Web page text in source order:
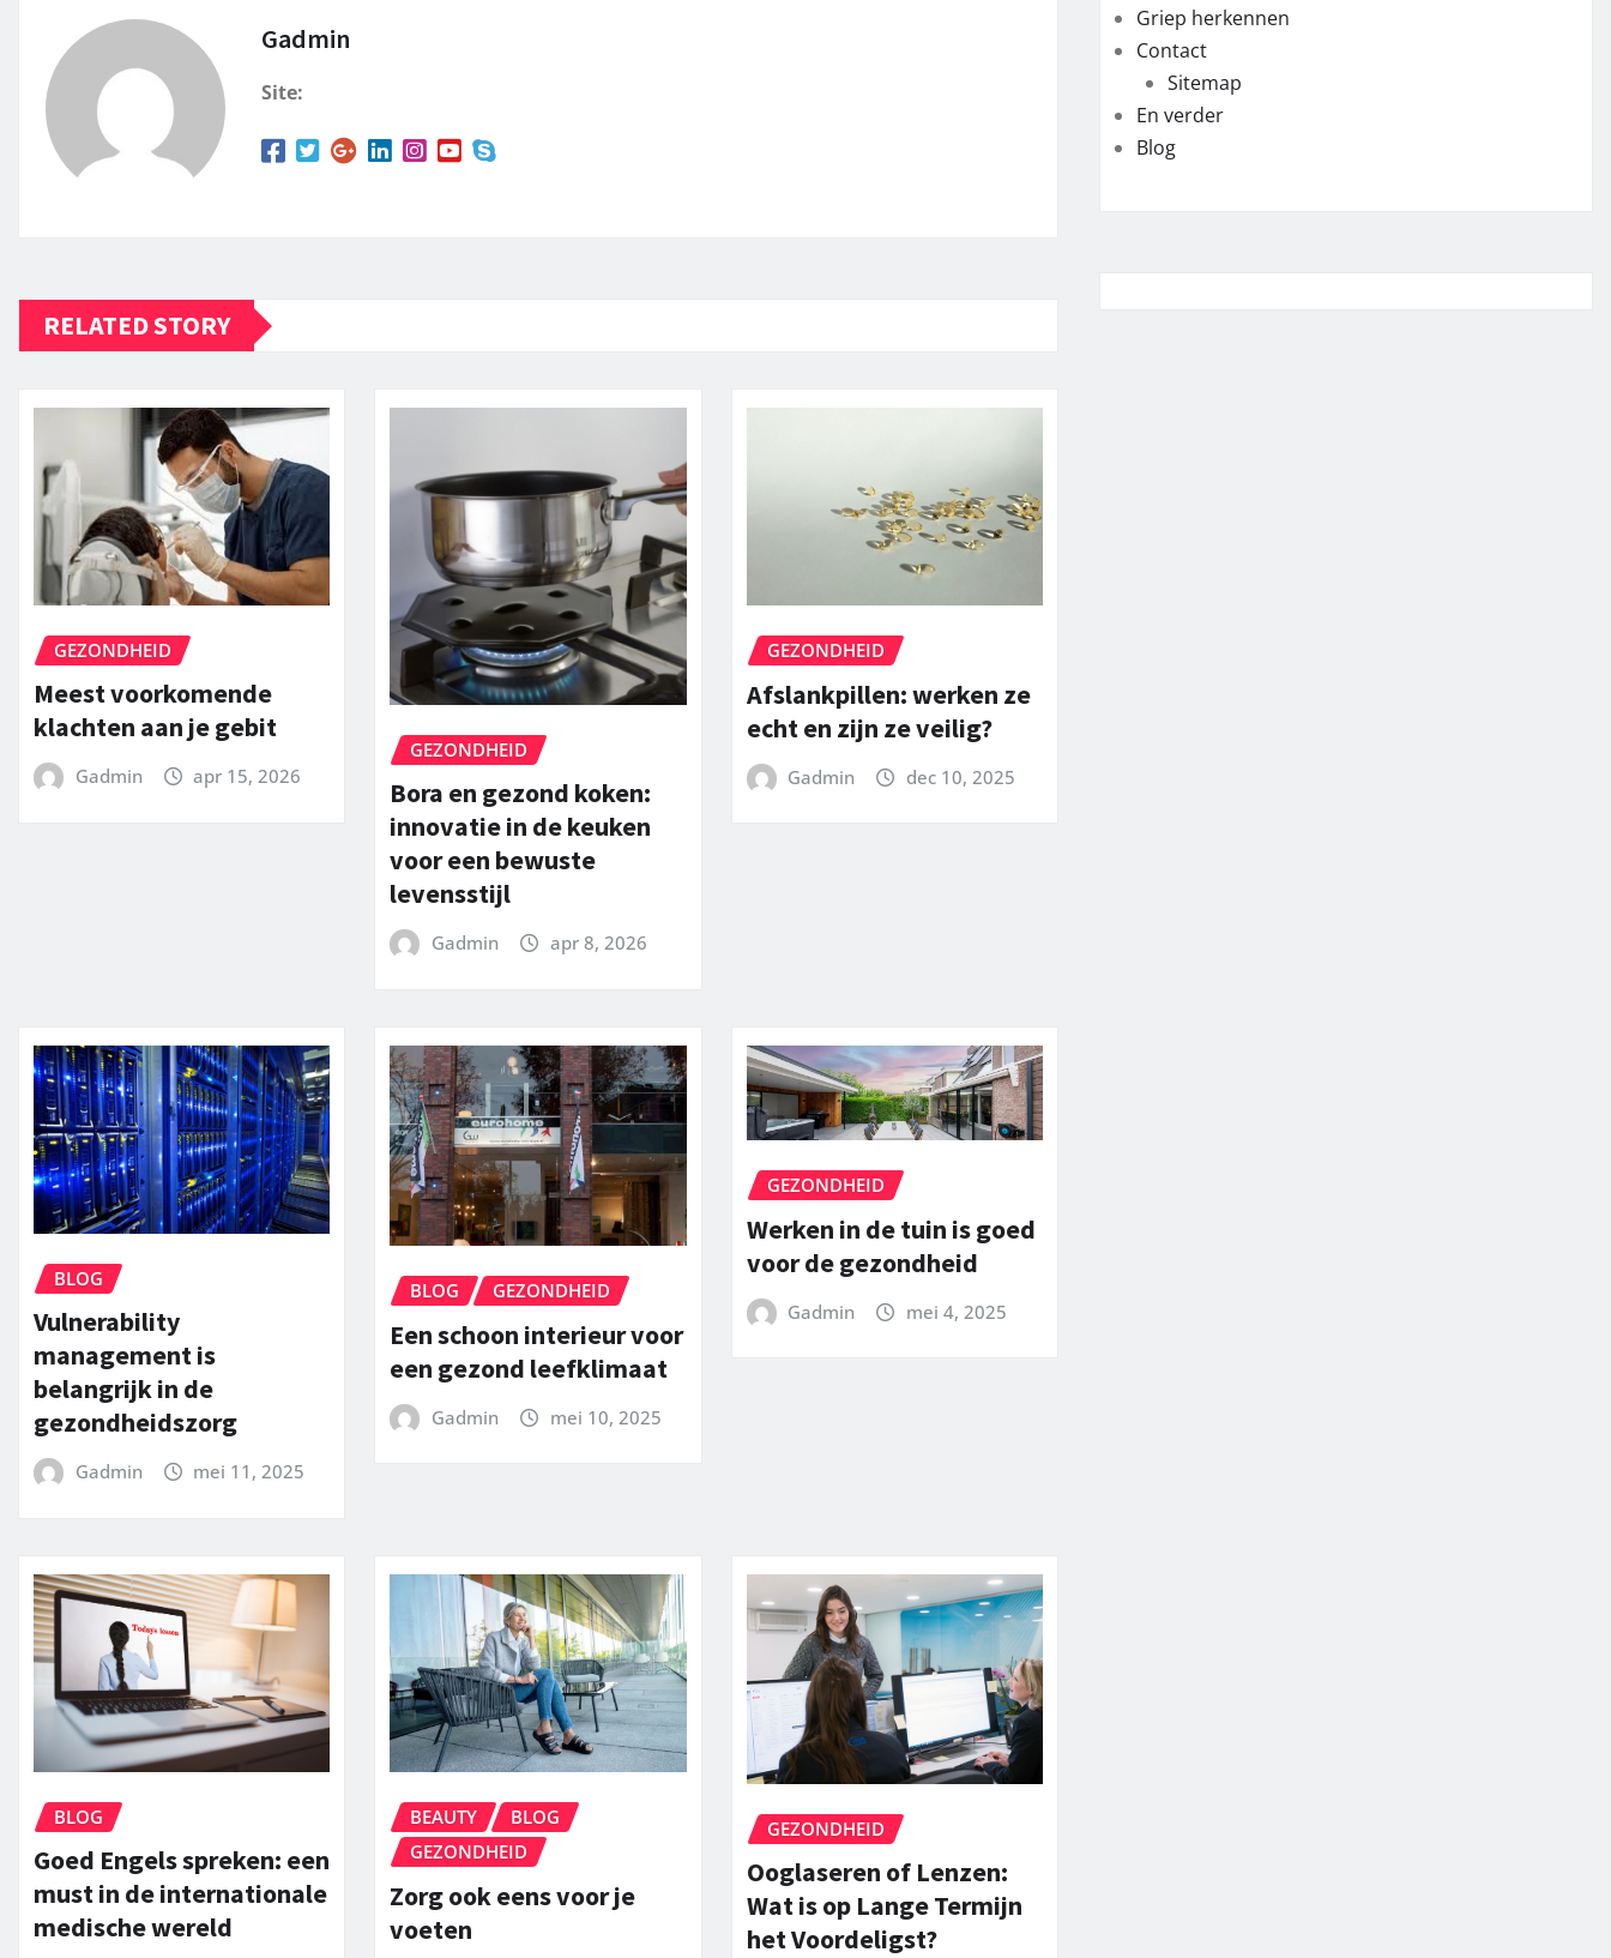
Gadmin
Site:
RELATED STORY
GEZONDHEID
Meest voorkomende
klachten aan je gebit
Gadmin apr 15, 2026
GEZONDHEID
Bora en gezond koken:
innovatie in de keuken
voor een bewuste
levensstijl
Gadmin apr 8, 2026
GEZONDHEID
Afslankpillen: werken ze
echt en zijn ze veilig?
Gadmin dec 10, 2025
BLOG
Vulnerability
management is
belangrijk in de
gezondheidszorg
Gadmin mei 11, 2025
BLOG GEZONDHEID
Een schoon interieur voor
een gezond leefklimaat
Gadmin mei 10, 2025
GEZONDHEID
Werken in de tuin is goed
voor de gezondheid
Gadmin mei 4, 2025
BLOG
Goed Engels spreken: een
must in de internationale
medische wereld
BEAUTY
BLOG
GEZONDHEID
Zorg ook eens voor je
voeten
GEZONDHEID
Ooglaseren of Lenzen:
Wat is op Lange Termijn
het Voordeligst?
Griep herkennen
Contact
Sitemap
En verder
Blog